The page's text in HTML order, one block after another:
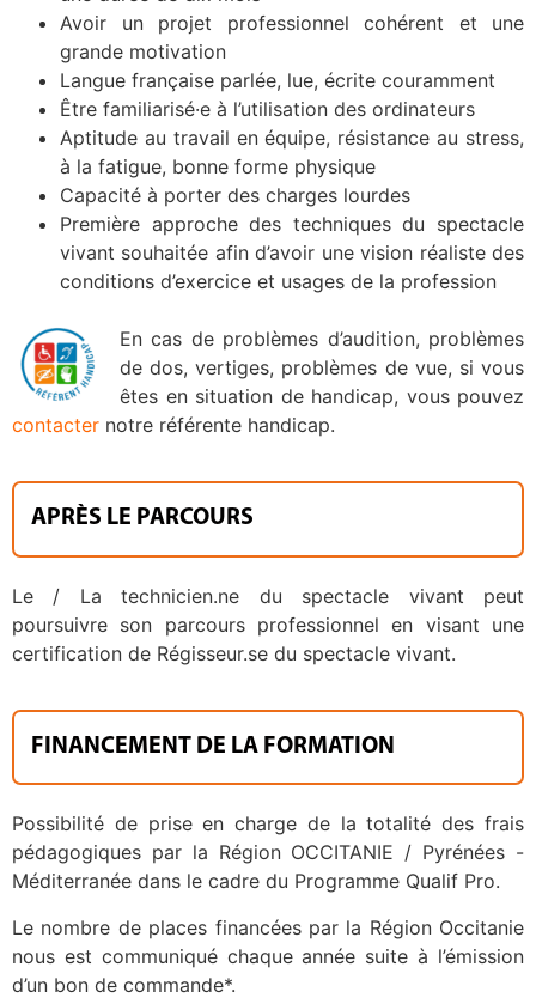
Avoir un projet professionnel cohérent et une
grande motivation
Langue française parlée, lue, écrite couramment
Être familiarisé·e à l’utilisation des ordinateurs
Aptitude au travail en équipe, résistance au stress,
à la fatigue, bonne forme physique
Capacité à porter des charges lourdes
Première approche des techniques du spectacle
vivant souhaitée afin d’avoir une vision réaliste des
conditions d’exercice et usages de la profession
En cas de problèmes d’audition, problèmes
de dos, vertiges, problèmes de vue, si vous
êtes en situation de handicap, vous pouvez
contacter notre référente handicap.
APRÈS LE PARCOURS
Le / La technicien.ne du spectacle vivant peut
poursuivre son parcours professionnel en visant une
certification de Régisseur.se du spectacle vivant.
FINANCEMENT DE LA FORMATION
Possibilité de prise en charge de la totalité des frais
pédagogiques par la Région OCCITANIE / Pyrénées -
Méditerranée dans le cadre du Programme Qualif Pro.
Le nombre de places financées par la Région Occitanie
nous est communiqué chaque année suite à l’émission
d’un bon de commande*.